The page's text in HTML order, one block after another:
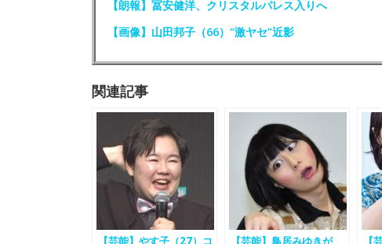
【朗報】冨安健洋、クリスタルパレス入りへ
【画像】山田邦子（66）“激ヤセ”近影
関連記事
【芸能】やす子（27）コ 【芸能】鳥居みゆきが 【